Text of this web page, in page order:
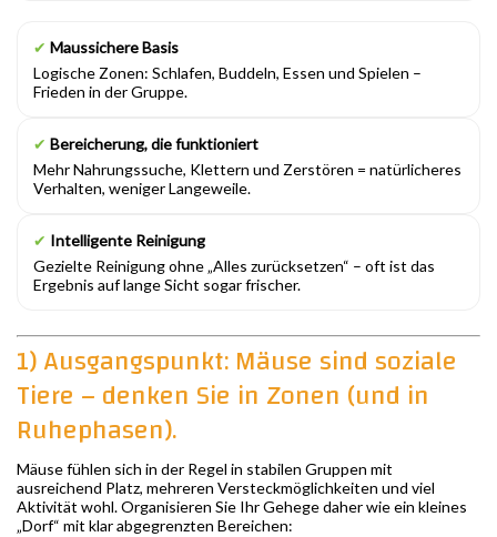
✔ Maussichere Basis
Logische Zonen: Schlafen, Buddeln, Essen und Spielen –
Frieden in der Gruppe.
✔ Bereicherung, die funktioniert
Mehr Nahrungssuche, Klettern und Zerstören = natürlicheres
Verhalten, weniger Langeweile.
✔ Intelligente Reinigung
Gezielte Reinigung ohne „Alles zurücksetzen“ – oft ist das
Ergebnis auf lange Sicht sogar frischer.
1) Ausgangspunkt: Mäuse sind soziale
Tiere – denken Sie in Zonen (und in
Ruhephasen).
Mäuse fühlen sich in der Regel in stabilen Gruppen mit
ausreichend Platz, mehreren Versteckmöglichkeiten und viel
Aktivität wohl. Organisieren Sie Ihr Gehege daher wie ein kleines
„Dorf“ mit klar abgegrenzten Bereichen: